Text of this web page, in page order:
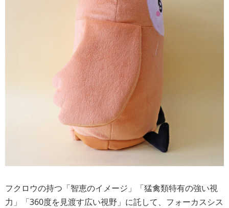
フクロウの持つ「智恵のイメージ」「猛禽類特有の強い視
力」「360度を見渡す広い視野」に託して、 フォーカスシス